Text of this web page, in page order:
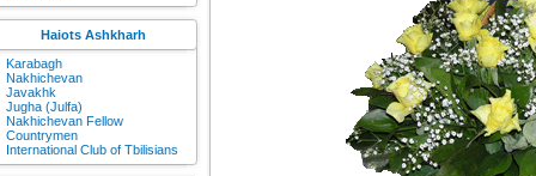
Haiots Ashkharh
Karabagh
Nakhichevan
Javakhk
Jugha (Julfa)
Nakhichevan Fellow
Countrymen
International Club of Tbilisians